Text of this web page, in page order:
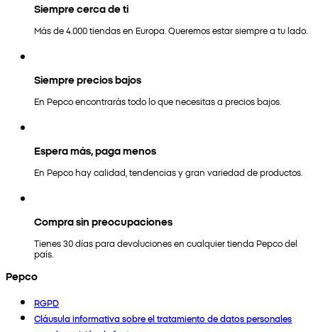
Siempre cerca de ti
Más de 4.000 tiendas en Europa. Queremos estar siempre a tu lado.
Siempre precios bajos
En Pepco encontrarás todo lo que necesitas a precios bajos.
Espera más, paga menos
En Pepco hay calidad, tendencias y gran variedad de productos.
Compra sin preocupaciones
Tienes 30 días para devoluciones en cualquier tienda Pepco del
país.
Pepco
RGPD
Cláusula informativa sobre el tratamiento de datos personales